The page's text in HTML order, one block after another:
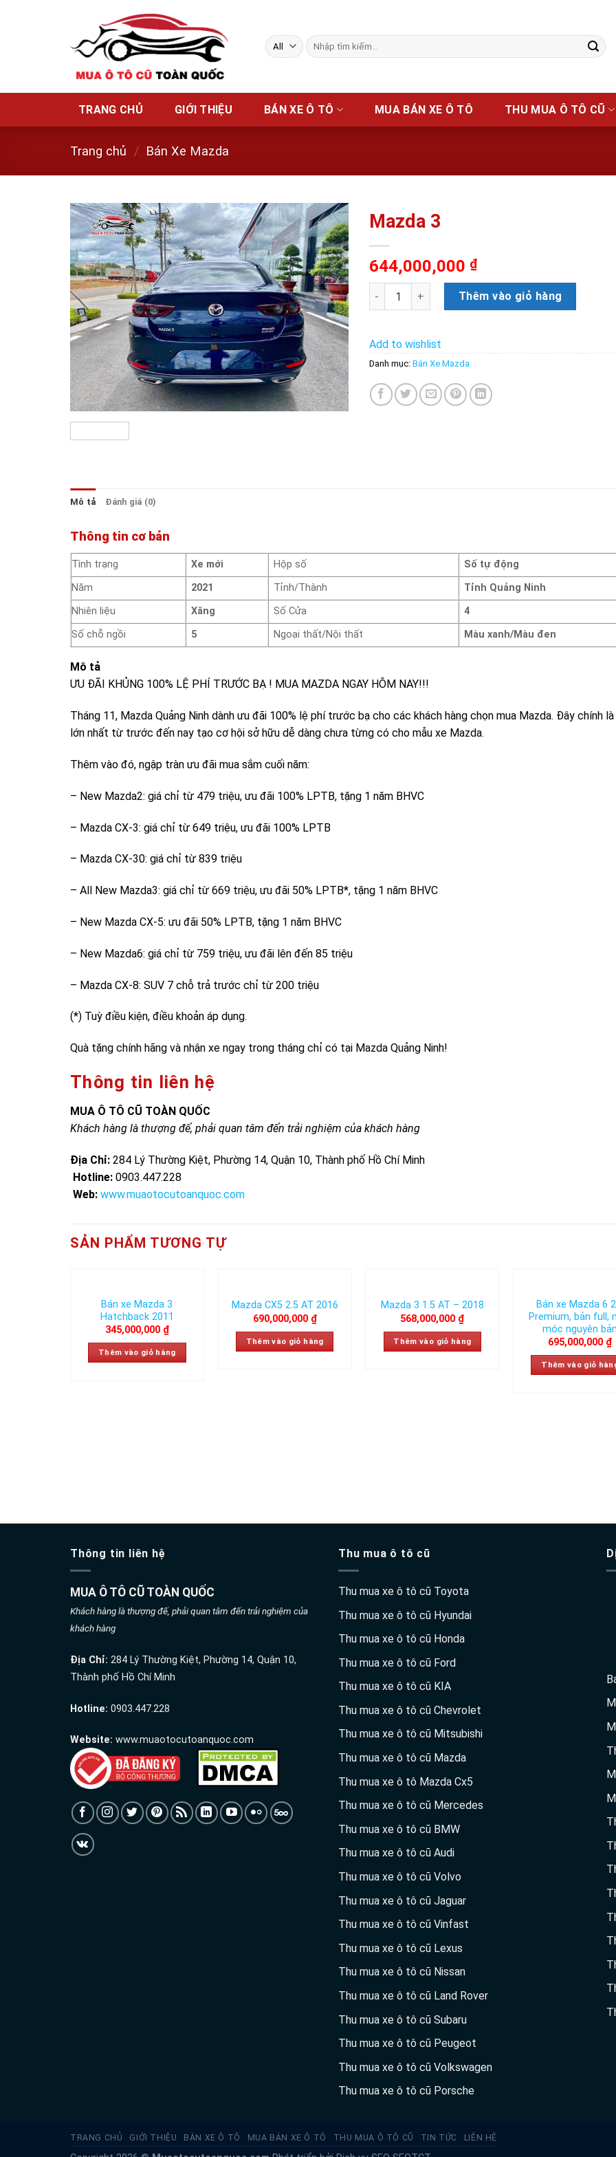
Tìm
kiếm:
TRANG CHỦ GIỚI THIỆU BÁN XE Ô TÔ MUA BÁN XE Ô TÔ THU MUA Ô TÔ CŨ
Trang chủ / Bán Xe Mazda
Add to
wishlist
Mazda 3
644,000,000 ₫
Mazda 3 số lượng Thêm vào giỏ hàng
Add to wishlist
Danh mục: Bán Xe Mazda
Mô tả Đánh giá (0)
Thông tin cơ bản
Tình trạng Xe mới Hộp số
Số tự động
Năm
2021 Tỉnh/Thành
Tỉnh Quảng Ninh
Nhiên liệu
Xăng Số Cửa
4
Số chỗ ngồi
5 Ngoại thất/Nội thất Màu xanh/Màu đen
Mô tả
ƯU ĐÃI KHỦNG 100% LỆ PHÍ TRƯỚC BẠ ! MUA MAZDA NGAY HÔM NAY!!!
Tháng 11, Mazda Quảng Ninh dành ưu đãi 100% lệ phí trước bạ cho các khách hàng chọn mua Mazda. Đây chính
lớn nhất từ trước đến nay tạo cơ hội sở hữu dễ dàng chưa từng có cho mẫu xe Mazda.
Thêm vào đó, ngập tràn ưu đãi mua sắm cuối năm:
– New Mazda2: giá chỉ từ 479 triệu, ưu đãi 100% LPTB, tặng 1 năm BHVC
– Mazda CX-3: giá chỉ từ 649 triệu, ưu đãi 100% LPTB
– Mazda CX-30: giá chỉ từ 839 triệu
– All New Mazda3: giá chỉ từ 669 triệu, ưu đãi 50% LPTB*, tặng 1 năm BHVC
– New Mazda CX-5: ưu đãi 50% LPTB, tặng 1 năm BHVC
– New Mazda6: giá chỉ từ 759 triệu, ưu đãi lên đến 85 triệu
– Mazda CX-8: SUV 7 chỗ trả trước chỉ từ 200 triệu
(*) Tuỳ điều kiện, điều khoản áp dụng.
Quà tặng chính hãng và nhận xe ngay trong tháng chỉ có tại Mazda Quảng Ninh!
Thông tin liên hệ
MUA Ô TÔ CŨ TOÀN QUỐC
Khách hàng là thượng đế, phải quan tâm đến trải nghiệm của khách hàng
Địa Chỉ: 284 Lý Thường Kiệt, Phường 14, Quận 10, Thành phố Hồ Chí Minh
Hotline: 0903.447.228
Web: www.muaotocutoanquoc.com
SẢN PHẨM TƯƠNG TỰ
Add to
wishlist
Bán xe Mazda 3
Hatchback 2011
345,000,000 ₫
Thêm vào giỏ hàng
Add to
wishlist
Mazda CX5 2.5 AT 2016
690,000,000 ₫
Thêm vào giỏ hàng
Add to
wishlist
Mazda 3 1.5 AT – 2018
568,000,000 ₫
Thêm vào giỏ hàng
Bán xe Mazda 6
Premium, bản full,
móc nguyên bản
695,000,000 ₫
Thêm vào giỏ
Thông tin liên hệ
MUA Ô TÔ CŨ TOÀN QUỐC
Khách hàng là thượng đế, phải quan tâm đến trải nghiệm của
khách hàng
Địa Chỉ: 284 Lý Thường Kiệt, Phường 14, Quận 10,
Thành phố Hồ Chí Minh
Hotline: 0903.447.228
Website: www.muaotocutoanquoc.com
Thu mua ô tô cũ
Thu mua xe ô tô cũ Toyota
Thu mua xe ô tô cũ Hyundai
Thu mua xe ô tô cũ Honda
Thu mua xe ô tô cũ Ford
Thu mua xe ô tô cũ KIA
Thu mua xe ô tô cũ Chevrolet
Thu mua xe ô tô cũ Mitsubishi
Thu mua xe ô tô cũ Mazda
Thu mua xe ô tô Mazda Cx5
Thu mua xe ô tô cũ Mercedes
Thu mua xe ô tô cũ BMW
Thu mua xe ô tô cũ Audi
Thu mua xe ô tô cũ Volvo
Thu mua xe ô tô cũ Jaguar
Thu mua xe ô tô cũ Vinfast
Thu mua xe ô tô cũ Lexus
Thu mua xe ô tô cũ Nissan
Thu mua xe ô tô cũ Land Rover
Thu mua xe ô tô cũ Subaru
Thu mua xe ô tô cũ Peugeot
Thu mua xe ô tô cũ Volkswagen
Thu mua xe ô tô cũ Porsche
TRANG CHỦ GIỚI THIỆU BÁN XE Ô TÔ MUA BÁN XE Ô TÔ THU MUA Ô TÔ CŨ TIN TỨC LIÊN HỆ